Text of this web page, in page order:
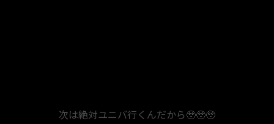
次は絶対ユニバ行くんだから🥹🥹🥹